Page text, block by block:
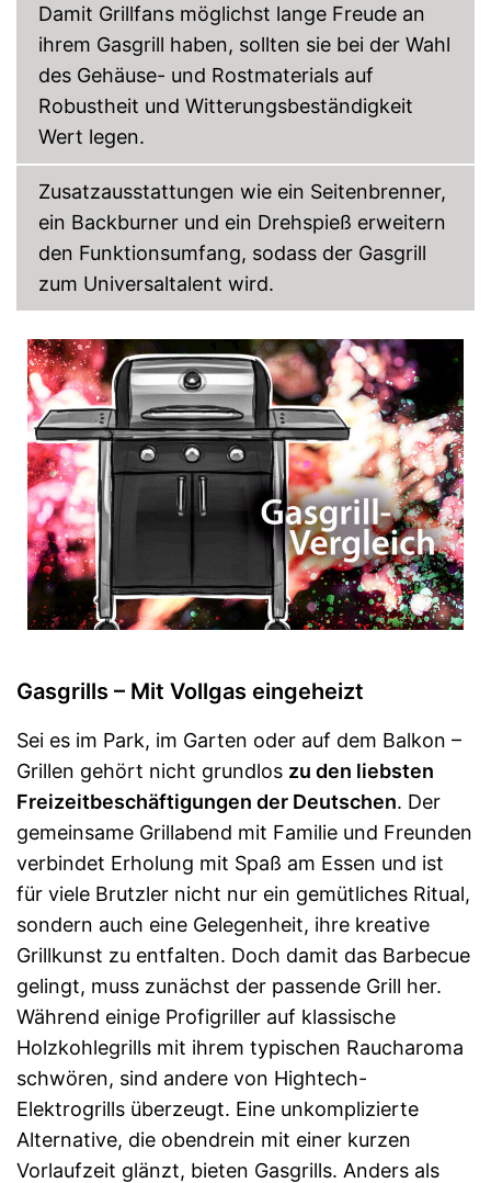
Damit Grillfans möglichst lange Freude an
ihrem Gasgrill haben, sollten sie bei der Wahl
des Gehäuse- und Rostmaterials auf
Robustheit und Witterungsbeständigkeit
Wert legen.
Zusatzausstattungen wie ein Seitenbrenner,
ein Backburner und ein Drehspieß erweitern
den Funktionsumfang, sodass der Gasgrill
zum Universaltalent wird.
Gasgrills – Mit Vollgas eingeheizt
Sei es im Park, im Garten oder auf dem Balkon –
Grillen gehört nicht grundlos zu den liebsten
Freizeitbeschäftigungen der Deutschen. Der
gemeinsame Grillabend mit Familie und Freunden
verbindet Erholung mit Spaß am Essen und ist
für viele Brutzler nicht nur ein gemütliches Ritual,
sondern auch eine Gelegenheit, ihre kreative
Grillkunst zu entfalten. Doch damit das Barbecue
gelingt, muss zunächst der passende Grill her.
Während einige Profigriller auf klassische
Holzkohlegrills mit ihrem typischen Raucharoma
schwören, sind andere von Hightech-
Elektrogrills überzeugt. Eine unkomplizierte
Alternative, die obendrein mit einer kurzen
Vorlaufzeit glänzt, bieten Gasgrills. Anders als